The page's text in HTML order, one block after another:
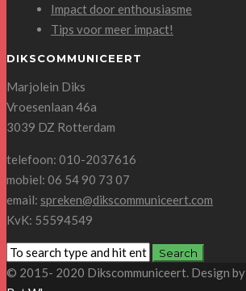
Impact door enthousiasme
Tips voor meer impact!
DIKSCOMMUNICEERT
Marjolein Diks
Vroesenlaan 46a
3039 DZ Rotterdam
telefoon: 010-2037616
mobiel: 06 54 90 73 07
email: spreken@dikscommuniceert.com
KvK: 55594549
© 2015- 2020 Dikscommuniceert. Design by